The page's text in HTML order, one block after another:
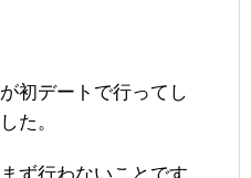
初デートで行ってし
た。
ず行わないことです